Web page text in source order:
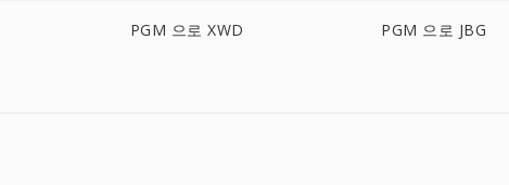
PGM 으로 XWD PGM 으로 JBG